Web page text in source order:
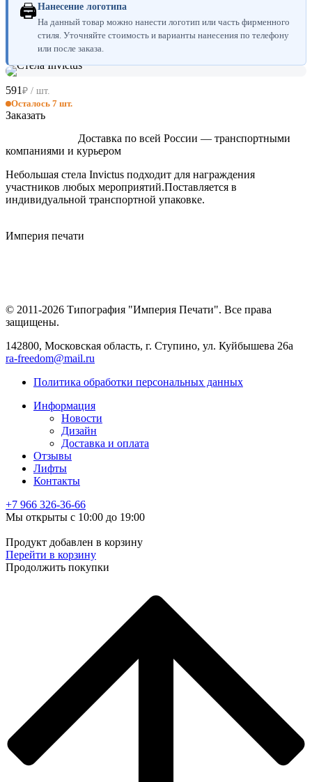
🖨Нанесение логотипа
На данный товар можно нанести логотип или часть фирменного
стиля. Уточняйте стоимость и варианты нанесения по телефону
или после заказа.
591 ₽ / шт.
Осталось 7 шт.
Заказать
Доставка по всей России — транспортными
компаниями и курьером
Небольшая стела Invictus подходит для награждения
участников любых мероприятий.Поставляется в
индивидуальной транспортной упаковке.
Империя печати
© 2011-2026 Типография "Империя Печати". Все права
защищены.
142800, Московская область, г. Ступино, ул. Куйбышева 26а
ra-freedom@mail.ru
Политика обработки персональных данных
Информация
Новости
Дизайн
Доставка и оплата
Отзывы
Лифты
Контакты
+7 966 326-36-66
Мы открыты с 10:00 до 19:00
Продукт добавлен в корзину
Перейти в корзину
Продолжить покупки